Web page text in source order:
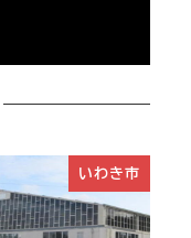
いわき市